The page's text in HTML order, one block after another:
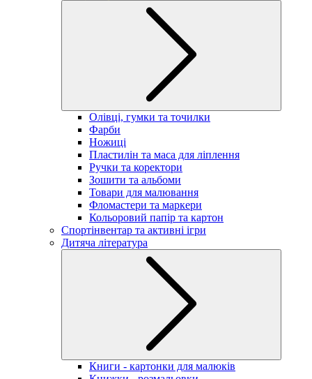
Олівці, гумки та точилки
Фарби
Ножиці
Пластилін та маса для ліплення
Ручки та коректори
Зошити та альбоми
Товари для малювання
Фломастери та маркери
Кольоровий папір та картон
Спортінвентар та активні ігри
Дитяча література
Книги - картонки для малюків